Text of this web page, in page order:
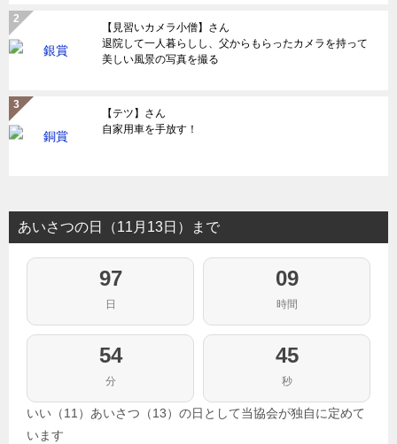
【見習いカメラ小僧】さん
退院して一人暮らしし、父からもらったカメラを持って
美しい風景の写真を撮る
【テツ】さん
自家用車を手放す！
あいさつの日（11月13日）まで
97
日
09
時間
54
分
44
秒
いい（11）あいさつ（13）の日として当協会が独自に定めて
います